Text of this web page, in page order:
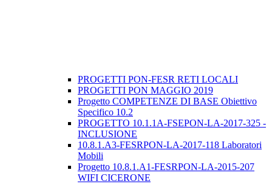
PROGETTI PON-FESR RETI LOCALI
PROGETTI PON MAGGIO 2019
Progetto COMPETENZE DI BASE Obiettivo
Specifico 10.2
PROGETTO 10.1.1A-FSEPON-LA-2017-325 -
INCLUSIONE
10.8.1.A3-FESRPON-LA-2017-118 Laboratori
Mobili
Progetto 10.8.1.A1-FESRPON-LA-2015-207
WIFI CICERONE